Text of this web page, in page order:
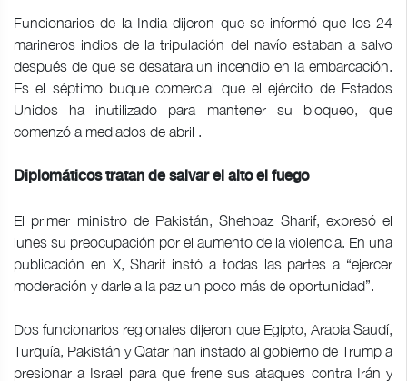
Funcionarios de la India dijeron que se informó que los 24
marineros indios de la tripulación del navío estaban a salvo
después de que se desatara un incendio en la embarcación.
Es el séptimo buque comercial que el ejército de Estados
Unidos ha inutilizado para mantener su bloqueo, que
comenzó a mediados de abril .
Diplomáticos tratan de salvar el alto el fuego
El primer ministro de Pakistán, Shehbaz Sharif, expresó el
lunes su preocupación por el aumento de la violencia. En una
publicación en X, Sharif instó a todas las partes a “ejercer
moderación y darle a la paz un poco más de oportunidad”.
Dos funcionarios regionales dijeron que Egipto, Arabia Saudí,
Turquía, Pakistán y Qatar han instado al gobierno de Trump a
presionar a Israel para que frene sus ataques contra Irán y